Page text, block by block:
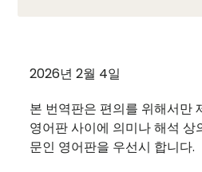
2026년 2월 4일
본 번역판은 편의를 위해서만
영어판 사이에 의미나 해석 상
문인 영어판을 우선시 합니다.